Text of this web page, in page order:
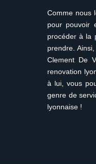
Comme nous
pour pouvoir
procéder à la
prendre.
Clement De
renovation
à lui, vous
genre de
lyonnaise !